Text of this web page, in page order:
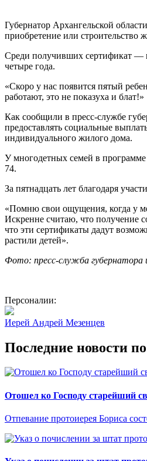
Губернатор Архангельской
приобретение или строительство
Среди получивших сертификат —
четыре года.
«Скоро у нас появится пятый
работают, это не показуха и блат!»
Как сообщили в пресс-службе
предоставлять социальные
индивидуального жилого дома.
У многодетных семей в
74.
За пятнадцать лет благодаря
«Помню свои ощущения, когда у
Искренне считаю, что получение
что эти сертификаты дадут
растили детей».
Фото: пресс-служба губернатора
Персоналии:
Иерей Андрей Мезенцев
Последние новости
Отошел ко Господу старейший
Отпевание протоиерея Бориса